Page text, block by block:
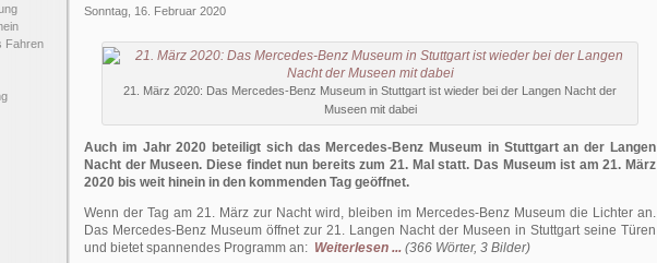
Fahren
Sonntag, 16. Februar 2020
21. März 2020: Das Mercedes-Benz Museum in Stuttgart ist wieder bei der Langen Nacht der
Museen mit dabei
Auch im Jahr 2020 beteiligt sich das Mercedes-Benz Museum in Stuttgart an der Langen
Nacht der Museen. Diese findet nun bereits zum 21. Mal statt. Das Museum ist am 21. März
2020 bis weit hinein in den kommenden Tag geöffnet.
Wenn der Tag am 21. März zur Nacht wird, bleiben im Mercedes-Benz Museum die Lichter an.
Das Mercedes-Benz Museum öffnet zur 21. Langen Nacht der Museen in Stuttgart seine Türen
und bietet spannendes Programm an: Weiterlesen ... (366 Wörter, 3 Bilder)